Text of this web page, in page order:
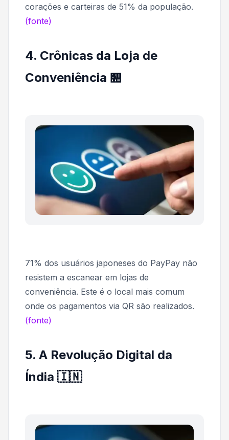
corações e carteiras de 51% da população.
(fonte)
4. Crônicas da Loja de
Conveniência 🏪
71% dos usuários japoneses do PayPay não
resistem a escanear em lojas de
conveniência. Este é o local mais comum
onde os pagamentos via QR são realizados.
(fonte)
5. A Revolução Digital da
Índia 🇮🇳